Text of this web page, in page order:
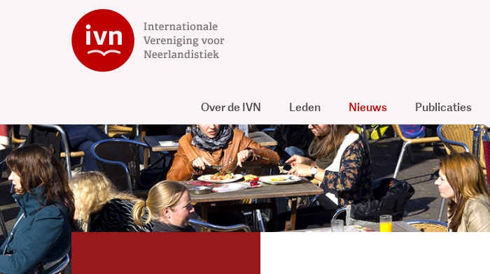
Over de IVN Leden Nieuws Publicaties